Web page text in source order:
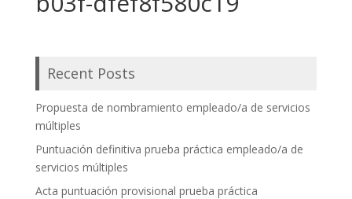
Recent Posts
Propuesta de nombramiento empleado/a de servicios
múltiples
Puntuación definitiva prueba práctica empleado/a de
servicios múltiples
Acta puntuación provisional prueba práctica